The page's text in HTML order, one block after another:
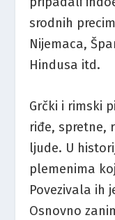
srodnih
Nijemaca,
Hindusa itd.
Grčki i rimski
riđe, spretne,
ljude. U
plemenima
Povezivala ih
Osnovno